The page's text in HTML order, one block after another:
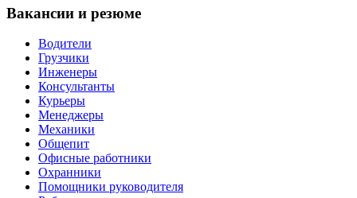
Вакансии и резюме
Водители
Грузчики
Инженеры
Консультанты
Курьеры
Менеджеры
Механики
Общепит
Офисные работники
Охранники
Помощники руководителя